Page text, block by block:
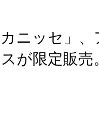
ニッセ」、
が限定販売。